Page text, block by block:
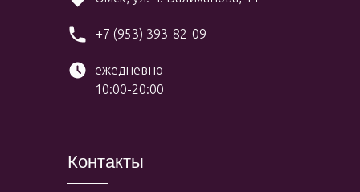
+7 (953) 393-82-09
ежедневно
10:00-20:00
Контакты